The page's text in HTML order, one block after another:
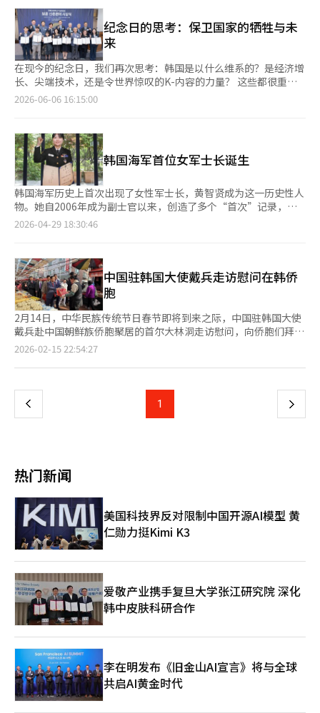
的无名英雄们表达我的感激之情。” 以《百年学校》获得童话类
部长奖的金裕英表示：“我的父亲和公婆都是国家功臣。多亏了他
们，我得以写出关于我们国家和历史的珍贵故事。”她还表
示：“我会尽力创作更多有意义且深刻的作品。” 散文类的部长
奖由李京熙的《搬家到国立公墓的那天》获得。李京熙表示：“我
的父亲在越南战争中牺牲，母亲也安葬在国立公墓。我是以写信给
父亲的心情写下这篇文章的。”她激动地说：“能够因父亲的故事
获得如此大奖，我感到非常高兴和荣幸。这仿佛实现了我长久以来
界里》获得。金律谷表示：“我将读书时感受到的歉意和感激之情
都写了出来。感谢大家与我产生共鸣。我会永远铭记那份牺牲。”
记国家功臣的牺牲与奉献。 今年是第四届亚洲经济慰问新春文
艺，共收到诗歌、散文、短篇小说、童话、剧本、读后感等多个类
别的作品超过1000篇。特别是今年新增了国家慰问部部长奖6个，
并强化了奖项设置与级别。 此次颁奖典礼旨在祝贺和鼓励获奖者
的文学成就，同时希望青年一代及全体国民能够通过文学重新思考
慰问的意义。 <活动概况> ■ 活动名称：第四届亚洲经济慰问文学
新春文艺颁奖典礼 ■ 时间：2026年6月30日（星期二）上午10时
至11时 ■ 地点：梅汉尹奉吉纪念馆三楼礼堂 ■ 颁奖类别：诗歌、
■ 赞助单位：国家慰问部、东农文化基金会、光复会、韩国陆军
协会、汽车工业※ 本报道经人工智能（AI）系统翻译与编辑。
纪念日的思考：保卫国家的牺牲与未
来
在现今的纪念日，我们再次思考：韩国是以什么维系的？是经济增
长、尖端技术，还是令世界惊叹的K-内容的力量？ 这些都很重
要。然而，所有成就的基础是那些愿意为国家献身的爱国者的牺
家建立在记忆之上。失去记忆的共同体会迷失方向，忘记牺牲的社
会将失去未来。从这个意义上说，保卫不仅是纪念过去的活动，更
是为未来做准备的工作。 《亚洲经济》将于6月30日举办
的“2026亚洲经济保卫新春文艺”同样源于这一问题意识。此次
活动不仅是一个简单的文学征文比赛，而是一个社会项目，旨在与
青年、大学生、军人、保卫家庭及普通民众共同分享保卫的价值，
将支撑国家共同体的精神财富与未来连接起来。 随着时间的推
移，战争将成为历史书中的事件。参战的世代逐渐减少，战争的记
存在于教科书中的年份和照片中。 然而，人类并不是通过数字来
记忆的，而是通过故事。一个士兵的信、一位母亲的泪水、失去战
友的退伍军人的回忆、为国家奉献的普通市民的生活，留下了无法
用统计数据解释的感动与教训。 因此，文学显得尤为重要。文学
是让记忆鲜活的力量。尽管枪声和烟雾消散，但诗歌、散文、小说
和亲身经历的记述能够跨越世代，打动人心。 本次保卫新春文艺
不仅扩展到诗歌、散文、短篇小说，还包括保卫体验记和青年特别
部门，正是基于这一原因。保卫并不是特定世代的故事，而是整个
韩国的故事。 特别是青年们直接解读和表达保卫的意义，是为国
卫不是过去，而是未来。 我们社会中仍然存在将保卫视为过去问
题的观点。然而，这并没有正确理解保卫的本质。 美国将退伍军
人视为国家英雄，以色列将国家安全和共同体精神作为教育的核心
正在与人工智能、半导体、国防、核电、生物和航天产业展开激烈
注，正是因为人工智能已成为国家竞争力的关键。 然而，无论技
术多么先进，如果没有维护共同体的精神，国家是无法持续的。
技术可以发展，但爱国心并不会自动产生。经济可以增长，但共同
体意识只能通过教育、文化和记忆来延续。 从这个意义上说，保
共同体最终源于同一根基。 本次亚洲经济保卫新春文艺之所以受
到关注，不仅仅是因为征集作品。将获奖作品连载、内容化、制作
广播和YouTube特辑、举办保卫特别论坛等，都是非常有意义的尝
试。 当今的青年更习惯于视频而非纸质书籍。通过短小的内容学
习世界，通过数字平台形成价值观。 因此，保卫也应以新的方式
传递。过去以纪念活动为中心，而现在应以内容为中心。需要将保
卫的价值用年轻一代的语言翻译，并通过数字平台传播。 在人工
智能时代，人类的故事变得更加重要。技术在生产信息的时代，感
动与价值、牺牲与奉献的叙述更能发挥更大的力量。 保卫内容不
仅仅是对过去的回忆，而是解释韩国共同体所立足的价值的未来型
教育内容。 韩国正面临新的挑战。出生率低、地方消失、安全威
2026-06-06 16:15:00
韩国海军首位女军士长诞生
韩国海军历史上首次出现了女性军士长，黄智贤成为这一历史性人
物。她自2006年成为副士官以来，创造了多个“首次”记录，如
担任训练营队长和舰艇晋升等。如今，她被任命为海洋作战总部的
在向以能力和经验为标准的方向转变。她培养了数千名副士官，并
在主要战斗舰艇上积累了实战经验。她的成就不仅仅是“女军首
次”，更是“经过验证的战力”。然而，不能将这一案例立即视为
组织整体变革的完成。个人的成就是可能性的证据，但同时也表明
仍有路要走。某些领域仍存在看不见的障碍，因此当前的情况应被
视为“转变”而非“完成”。重要的是变革的方式。人口减少和兵
力结构变化要求军队做出新的选择。限制特定群体参与的方式已无
法维持组织，但这并不意味着降低能力标准。相反，机会越多，竞
争越激烈，标准越精细。黄智贤的案例显示了这两种趋势的顺序运
色。她的成就不是个人的荣耀，而是下一代的标准。在这里，我们
自然会想到“记忆”的问题。一个社会记住什么、忘记什么，决定
们和未被记录的故事通过文字得以复原。女军士长的诞生和褒奖新
造就了现在，而现在的选择将成为未来的标准。褒奖不仅是对过去
的纪念，更是推动现在的力量。黄智贤的成就也是建立在他人牺牲
和选择的基础上。军队逐渐开放的时间里，许多人默默无闻地履行
职责，才有了今天的“首次”。因此，这一成就超越了个人故事，
扩展为集体的故事。褒奖新春文艺传递的信息也是如此。我们常记
住英雄的名字，却忘记了成就这些名字的无名生活。然而，支撑国
家的力量正是来自这些普通的生活。未被记录但确实存在的选择汇
聚成今天。因此，褒奖不是对过去的纪念，而是确立现在的标准。
我们记住什么，决定了我们做出什么选择。女军士长的诞生不仅
是“首次记录”，更是理解其背后时间和积累的选择。另一个重要
点是扩展。从军队开始的变化延续到整个社会。承认多样性并以能
力为标准评估人的原则不仅适用于一个组织。企业、公共机构、教
育领域都应如此。国家竞争力最终是标准的问题，而非制度的问
题。在制定标准的过程中，记忆起着重要作用。忘记过去的社会会
迷失方向，而只停留在过去的社会也无法前进。重要的是连接。将
2026-04-29 18:30:46
中国驻韩国大使戴兵走访慰问在韩侨
胞
2月14日，中华民族传统节日春节即将到来之际，中国驻韩国大使
戴兵赴中国朝鲜族侨胞聚居的首尔大林洞走访慰问，向侨胞们拜
年。使馆钟洪糯公参兼总领事陪同，韩华中国和平统一促进联合总
军、全国同胞总联合会金虎林总会长等热情欢迎戴兵一行。 新春
来到当地敬老堂，看望老年侨胞并赠送生活物资，祝他们健康长
寿、春节快乐。随后，戴兵走访大林中央市场，察看各式摊位，了
砖加瓦。 侨胞们纷纷向戴兵拜年，感谢使馆关心在韩侨胞生存发
展，祝愿祖国繁荣昌盛、中韩友谊长青。
2026-02-15 22:54:27
上
页
1 下
热门新闻
美国科技界反对限制中国开源AI模型 黄
仁勋力挺Kimi K3
爱敬产业携手复旦大学张江研究院 深化
韩中皮肤科研合作
李在明发布《旧金山AI宣言》将与全球
共启AI黄金时代